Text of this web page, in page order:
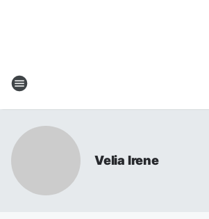
Velia Irene